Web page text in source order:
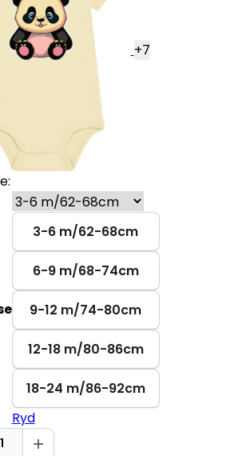
+7
3-6 m/62-68cm
6-9 m/68-74cm
9-12 m/74-80cm
12-18 m/80-86cm
18-24 m/86-92cm
Ryd